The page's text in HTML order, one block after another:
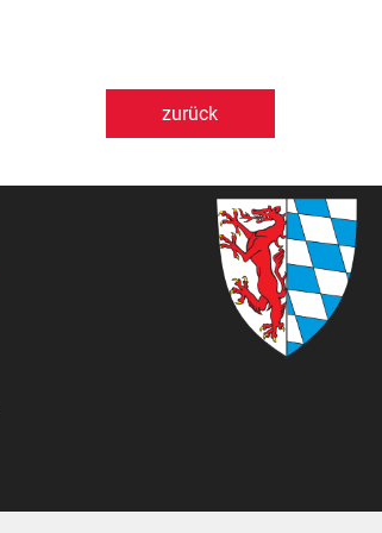
zurück